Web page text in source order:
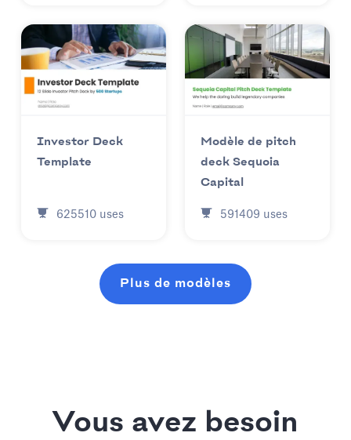
Investor Deck
Template
625510 uses
Modèle de pitch
deck Sequoia
Capital
591409 uses
Plus de modèles
Vous avez besoin